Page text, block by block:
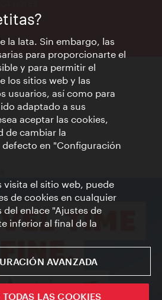
la lata. Sin embargo, las
para proporcionarte el
y para permitir el
los sitios web y las
usuarios, así como para
adaptado a sus
aceptar las cookies,
de cambiar la
en "Configuración
visita el sitio web, puede
de cookies en cualquier
enlace "Ajustes de
inferior al final de la
AVANZADA
TODAS LAS COOKIES